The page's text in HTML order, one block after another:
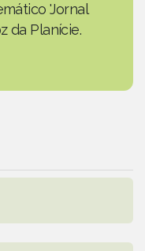
'Jornal
da Planície.